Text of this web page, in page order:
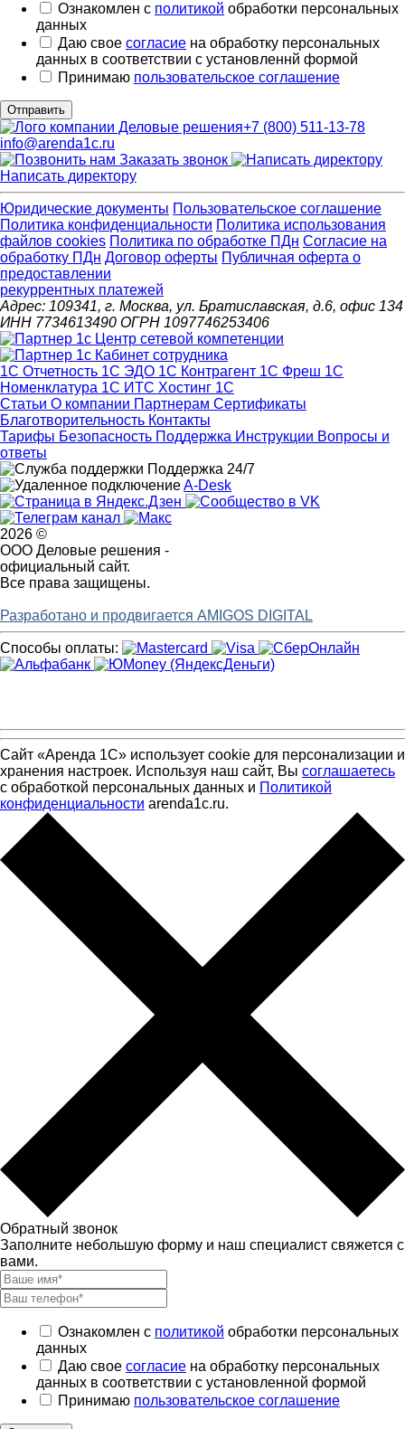
Ознакомлен с политикой обработки персональных
данных
Даю свое согласие на обработку персональных
данных в соответствии с установленнй формой
Принимаю пользовательское соглашение
Отправить
+7 (800) 511-13-78
info@arenda1c.ru
Заказать звонок
Написать директору
Юридические документы Пользовательское соглашение
Политика конфиденциальности Политика использования
файлов cookies Политика по обработке ПДн Cогласие на
обработку ПДн Договор оферты Публичная оферта о
предоставлении
рекуррентных платежей
Адрес: 109341, г. Москва, ул. Братиславская, д.6, офис 134
ИНН 7734613490 ОГРН 1097746253406
1С Отчетность 1С ЭДО 1С Контрагент 1С Фреш 1С
Номенклатура 1С ИТС Хостинг 1С
Статьи О компании Партнерам Сертификаты
Благотворительность Контакты
Тарифы Безопасность Поддержка Инструкции Вопросы и
ответы
Поддержка 24/7
A-Desk
2026 ©
ООО Деловые решения -
официальный сайт.
Все права защищены.
Разработано и продвигается AMIGOS DIGITAL
Способы оплаты:
Сайт «Аренда 1С» использует cookie для персонализации и
хранения настроек. Используя наш сайт, Вы соглашаетесь
с обработкой персональных данных и Политикой
конфиденциальности arenda1c.ru.
Обратный звонок
Заполните небольшую форму и наш специалист свяжется с
вами.
Ознакомлен с политикой обработки персональных
данных
Даю свое согласие на обработку персональных
данных в соответствии с установленной формой
Принимаю пользовательское соглашение